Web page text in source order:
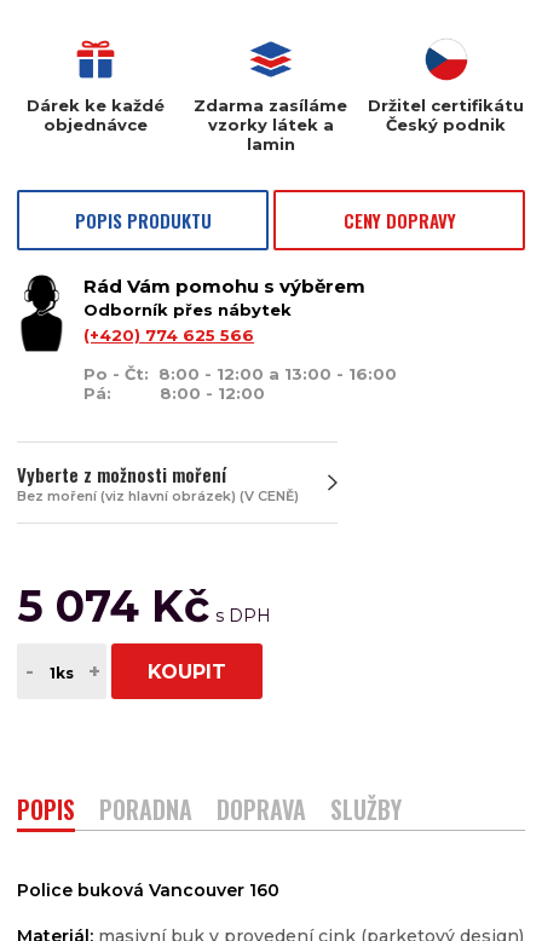
Dárek ke každé
objednávce
Zdarma zasíláme
vzorky látek a
lamin
Držitel certifikátu
Český podnik
POPIS PRODUKTU CENY DOPRAVY
Rád Vám pomohu s výběrem
Odborník přes nábytek
(+420) 774 625 566
Po - Čt: 8:00 - 12:00 a 13:00 - 16:00
Pá: 8:00 - 12:00
Vyberte z možnosti moření
Bez moření (viz hlavní obrázek) (V CENĚ)
5 074 Kč
- + KOUPIT
POPIS PORADNA DOPRAVA SLUŽBY
Police buková Vancouver 160